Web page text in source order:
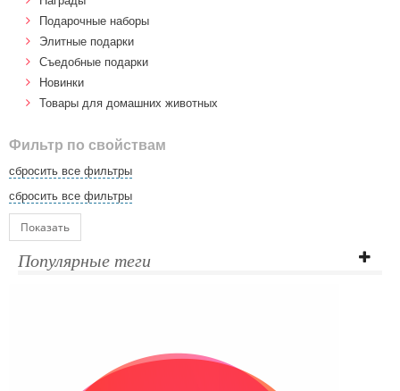
Подарочные наборы
Элитные подарки
Cъедобные подарки
Новинки
Товары для домашних животных
Фильтр по свойствам
сбросить все фильтры
сбросить все фильтры
Показать
Популярные теги